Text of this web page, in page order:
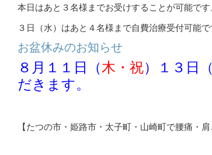
本日はあと３名様までお受けすることが可能です
３日（水）はあと４名様まで自費治療受付可能で
お盆休みのお知らせ
８月１１日（木・祝）１３日
だきます。
【たつの市・姫路市・太子町・山崎町で腰痛・